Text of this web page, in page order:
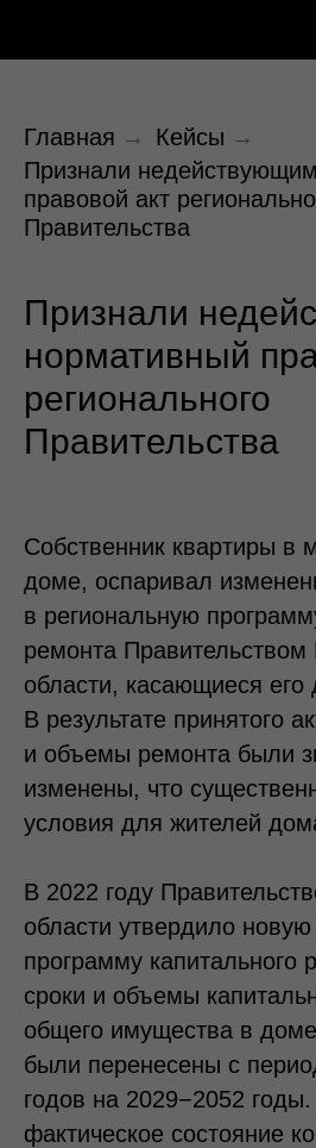
Главная → Кейсы →
Признали
правовой акт
Правительства
Признали
нормативный
регионального
Правительства
Собственник квартиры в
доме, оспаривал
в региональную
ремонта Правительством
области, касающиеся его
В результате принятого
и объемы ремонта были
изменены, что
условия для жителей
В 2022 году
области утвердило
программу капитального
сроки и объемы
общего имущества в
были перенесены с
годов на 2029−2052
фактическое состояние